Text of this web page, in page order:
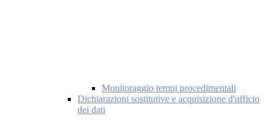
Monitoraggio tempi procedimentali
Dichiarazioni sostitutive e acquisizione d'ufficio
dei dati